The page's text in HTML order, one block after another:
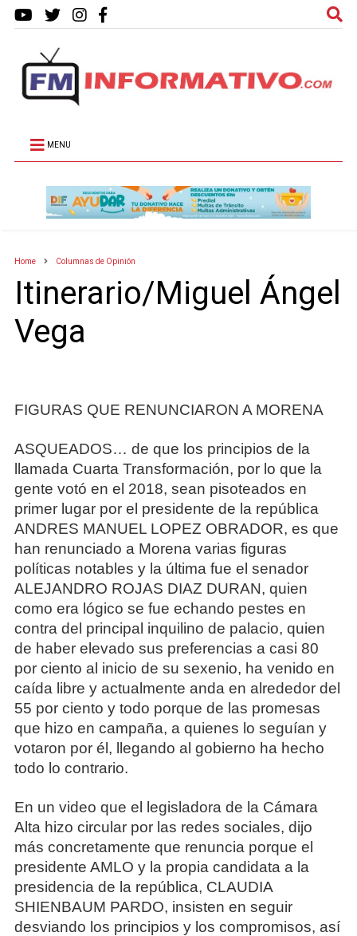
MENU
Home Columnas de Opinión
Itinerario/Miguel Ángel
Vega
FIGURAS QUE RENUNCIARON A MORENA
ASQUEADOS… de que los principios de la
llamada Cuarta Transformación, por lo que la
gente votó en el 2018, sean pisoteados en
primer lugar por el presidente de la república
ANDRES MANUEL LOPEZ OBRADOR, es que
han renunciado a Morena varias figuras
políticas notables y la última fue el senador
ALEJANDRO ROJAS DIAZ DURAN, quien
como era lógico se fue echando pestes en
contra del principal inquilino de palacio, quien
de haber elevado sus preferencias a casi 80
por ciento al inicio de su sexenio, ha venido en
caída libre y actualmente anda en alrededor del
55 por ciento y todo porque de las promesas
que hizo en campaña, a quienes lo seguían y
votaron por él, llegando al gobierno ha hecho
todo lo contrario.
En un video que el legisladora de la Cámara
Alta hizo circular por las redes sociales, dijo
más concretamente que renuncia porque el
presidente AMLO y la propia candidata a la
presidencia de la república, CLAUDIA
SHIENBAUM PARDO, insisten en seguir
desviando los principios y los compromisos, así